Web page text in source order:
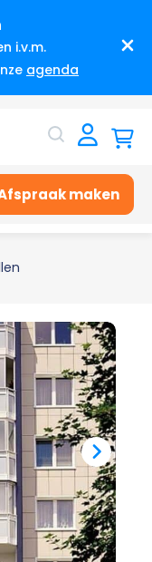
i.v.m.
agenda
maken